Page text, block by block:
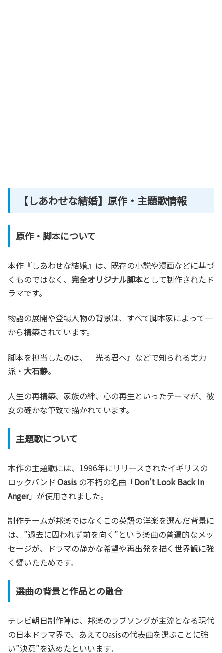
【しあわせな結婚】原作・主題歌情報
原作・脚本について
本作『しあわせな結婚』は、既存の小説や漫画などに基づ
くものではなく、 完全オリジナル脚本として制作されたド
ラマです。
物語の展開や登場人物の背景は、すべて脚本家によって一
から構築されています。
脚本を担当したのは、『光る君へ』などで知られる実力
派・ 大石静。
人生の再構築、家族の絆、心の再生といったテーマが、彼
女の確かな筆致で描かれています。
主題歌について
本作の主題歌には、1996年にリリースされたイギリスの
ロックバンド Oasis の不朽の名曲「Don’t Look Back In
Anger」が使用されました。
制作チームが邦楽ではなくこの英語の洋楽を選んだ背景に
は、”過去に囚われず前を向く”という楽曲の普遍的なメッ
セージが、ドラマの静かな希望や再出発を描く世界観に強
く響いたためです。
選曲の背景と作品との融合
テレビ朝日制作陣は、邦楽のラブソングが主流となる現代
の日本ドラマ界で、あえてOasisの代表曲を選ぶことに強
い”決意”を込めたといいます。